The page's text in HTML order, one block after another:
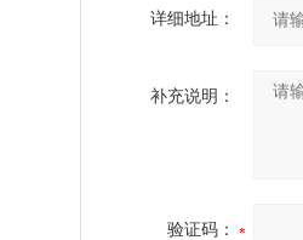
详细地址：
补充说明：
验证码：